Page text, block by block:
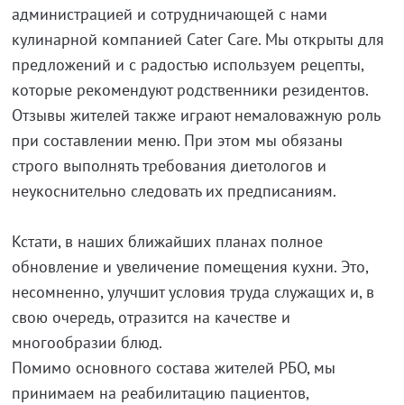
администрацией и сотрудничающей с нами
кулинарной компанией Cater Care. Мы открыты для
предложений и с радостью используем рецепты,
которые рекомендуют родственники резидентов.
Отзывы жителей также играют немаловажную роль
при составлении меню. При этом мы обязаны
строго выполнять требования диетологов и
неукоснительно следовать их предписаниям.
Кстати, в наших ближайших планах полное
обновление и увеличение помещения кухни. Это,
несомненно, улучшит условия труда служащих и, в
свою очередь, отразится на качестве и
многообразии блюд.
Помимо основного состава жителей РБО, мы
принимаем на реабилитацию пациентов,